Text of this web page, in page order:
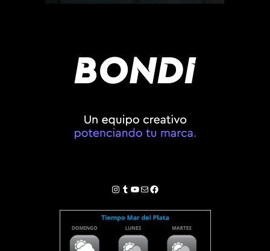
Instagram
Tumblr
YouTube
Correo electrónico
Facebook